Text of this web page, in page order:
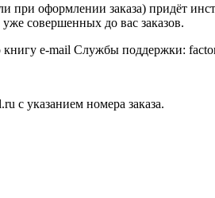
оформлении заказа) придёт
совершенных до вас заказов.
e-mail Службы поддержки:
с указанием номера заказа.